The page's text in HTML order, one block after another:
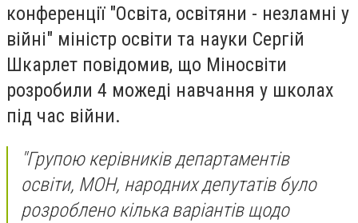
конференції "Освіта, освітяни - незламні у
війні" міністр освіти та науки Сергій
Шкарлет повідомив, що Міносвіти
розробили 4 можеді навчання у школах
під час війни.
"Групою керівників департаментів
освіти, МОН, народних депутатів було
розроблено кілька варіантів щодо